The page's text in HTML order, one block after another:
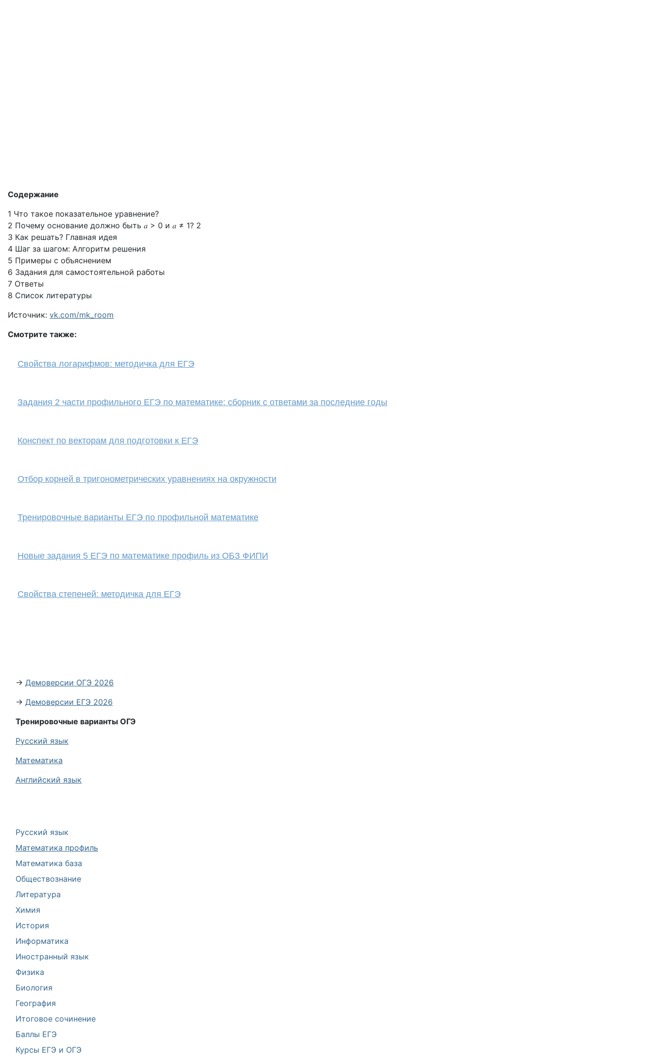
Русский язык
Математика профиль
Математика база
Обществознание
Литература
Химия
История
Информатика
Иностранный язык
Физика
Биология
География
Итоговое сочинение
Баллы ЕГЭ
Курсы ЕГЭ и ОГЭ
Содержание
1 Что такое показательное уравнение?
2 Почему основание должно быть 𝑎 > 0 и 𝑎 ≠ 1? 2
3 Как решать? Главная идея
4 Шаг за шагом: Алгоритм решения
5 Примеры с объяснением
6 Задания для самостоятельной работы
7 Ответы
8 Список литературы
Источник: vk.com/mk_room
Смотрите также:
Свойства логарифмов: методичка для ЕГЭ
Задания 2 части профильного ЕГЭ по математике: сборник с ответами за последние годы
Конспект по векторам для подготовки к ЕГЭ
Отбор корней в тригонометрических уравнениях на окружности
Тренировочные варианты ЕГЭ по профильной математике
Новые задания 5 ЕГЭ по математике профиль из ОБЗ ФИПИ
Свойства степеней: методичка для ЕГЭ
→ Демоверсии ОГЭ 2026
→ Демоверсии ЕГЭ 2026
Тренировочные варианты ОГЭ
Русский язык
Математика
Английский язык